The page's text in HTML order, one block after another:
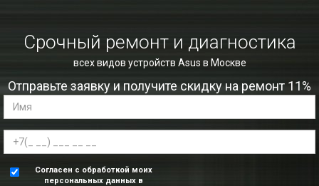
Срочный ремонт и диагностика
всех видов устройств Asus в Москве
Отправьте заявку и получите скидку на ремонт 11%
Согласен с обработкой моих
персональных данных в